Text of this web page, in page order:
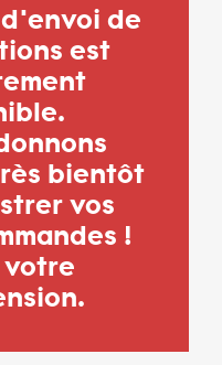
de
est
bientôt
vos
!
votre